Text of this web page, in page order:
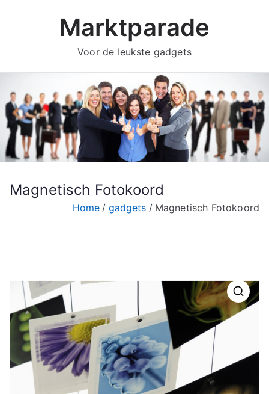
Marktparade
Voor de leukste gadgets
Magnetisch Fotokoord
Home gadgets Magnetisch Fotokoord
🔍